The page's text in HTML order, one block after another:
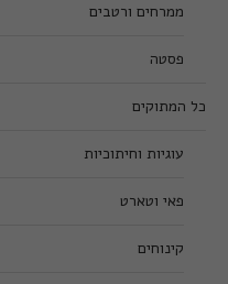
ממרחים ורטבים
פסטה
כל המתוקים
עוגיות וחיתוכיות
פאי וטארט
קינוחים